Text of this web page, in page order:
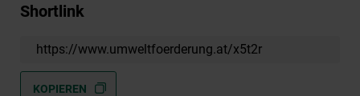
Shortlink
https://www.umweltfoerderung.at/x5t2r
KOPIEREN